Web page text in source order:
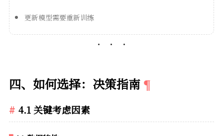
更新模型需要重新训练
四、如何选择：决策指南
4.1 关键考虑因素